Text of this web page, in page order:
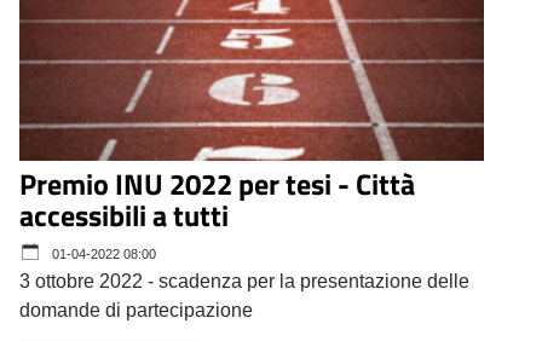
Premio INU 2022 per tesi - Città
accessibili a tutti
01-04-2022 08:00
3 ottobre 2022 - scadenza per la presentazione delle
domande di partecipazione